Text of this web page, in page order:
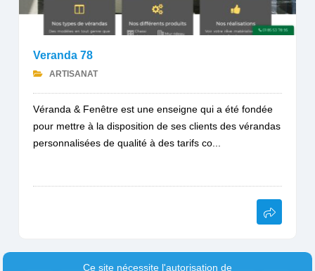
Veranda 78
ARTISANAT
Véranda & Fenêtre est une enseigne qui a été fondée
pour mettre à la disposition de ses clients des vérandas
personnalisées de qualité à des tarifs co...
Ce site nécessite l'autorisation de